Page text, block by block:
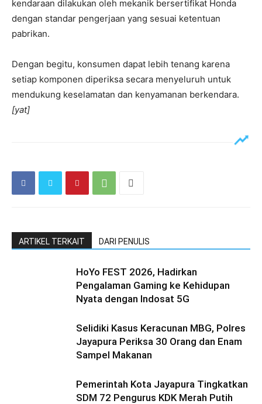
kendaraan dilakukan oleh mekanik bersertifikat Honda
dengan standar pengerjaan yang sesuai ketentuan
pabrikan.
Dengan begitu, konsumen dapat lebih tenang karena
setiap komponen diperiksa secara menyeluruh untuk
mendukung keselamatan dan kenyamanan berkendara.
[yat]
ARTIKEL TERKAIT DARI PENULIS
HoYo FEST 2026, Hadirkan
Pengalaman Gaming ke Kehidupan
Nyata dengan Indosat 5G
Selidiki Kasus Keracunan MBG, Polres
Jayapura Periksa 30 Orang dan Enam
Sampel Makanan
Pemerintah Kota Jayapura Tingkatkan
SDM 72 Pengurus KDK Merah Putih